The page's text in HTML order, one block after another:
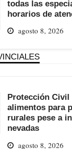
todas las
horarios de
agosto 8, 2026
Protección Civil
alimentos para
rurales pese a
nevadas
agosto 8, 2026